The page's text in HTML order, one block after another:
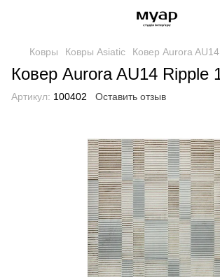
Ковры Ковры Asiatic Ковер Aurora
Ковер Aurora AU14 Ripple
Артикул: 100402 Оставить отзыв